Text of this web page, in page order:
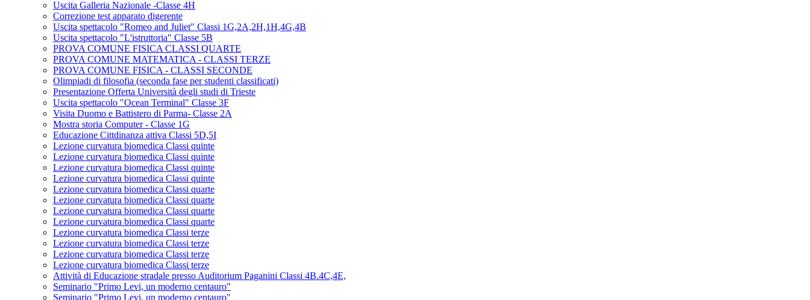
Uscita Galleria Nazionale -Classe 4H
Correzione test apparato digerente
Uscita spettacolo "Romeo and Juliet" Classi 1G,2A,2H,1H,4G,4B
Uscita spettacolo "L'istruttoria" Classe 5B
PROVA COMUNE FISICA CLASSI QUARTE
PROVA COMUNE MATEMATICA - CLASSI TERZE
PROVA COMUNE FISICA - CLASSI SECONDE
Olimpiadi di filosofia (seconda fase per studenti classificati)
Presentazione Offerta Università degli studi di Trieste
Uscita spettacolo "Ocean Terminal" Classe 3F
Visita Duomo e Battistero di Parma- Classe 2A
Mostra storia Computer - Classe 1G
Educazione Cittdinanza attiva Classi 5D,5I
Lezione curvatura biomedica Classi quinte
Lezione curvatura biomedica Classi quinte
Lezione curvatura biomedica Classi quinte
Lezione curvatura biomedica Classi quinte
Lezione curvatura biomedica Classi quarte
Lezione curvatura biomedica Classi quarte
Lezione curvatura biomedica Classi quarte
Lezione curvatura biomedica Classi quarte
Lezione curvatura biomedica Classi terze
Lezione curvatura biomedica Classi terze
Lezione curvatura biomedica Classi terze
Lezione curvatura biomedica Classi terze
Attività di Educazione stradale presso Auditorium Paganini Classi 4B.4C,4E,
Seminario "Primo Levi, un moderno centauro"
Seminario "Primo Levi, un moderno centauro"